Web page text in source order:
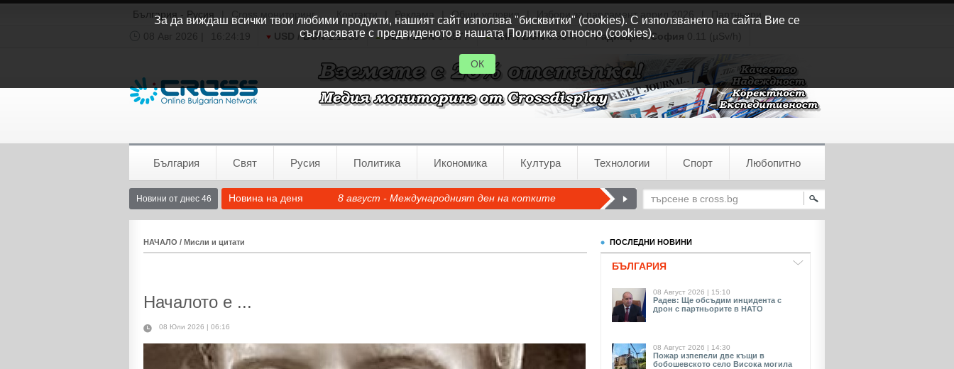
България - Русия Cross мониторинг Общи условия Избори за парламент април 2026
Партньори
08 Авг 2026 |
16:24:20 USD / BGN1.1535 GBP / BGN0.8577 CHF / BGN0.9347 Радиация:София 0.11 (µSv/h)
България Свят Русия Политика Икономика Култура Технологии Спорт Любопитно
Новини от днес 46 Новина на деня 8 август - Международният ден на котките
НАЧАЛО / Мисли и цитати
Началото е ...
08 Юли 2026 | 06:16
ПОСЛЕДНИ НОВИНИ
БЪЛГАРИЯ
08 Август 2026 | 15:10
Радев: Ще обсъдим инцидента с
дрон с партньорите в НАТО
08 Август 2026 | 14:30
Пожар изпепели две къщи в
бобошевското село Висока могила
За да виждаш всички твои любими продукти, нашият сайт използва "бисквитки" (cookies). С използването на сайта Вие се
съгласявате с предвиденото в нашата Политика относно (cookies).
ОК